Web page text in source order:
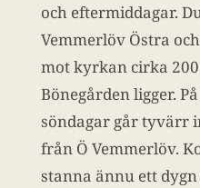
och eftermiddagar.
Vemmerlöv Östra
mot kyrkan cirka
Bönegården ligger.
söndagar går tyvärr
från Ö Vemmerlöv.
stanna ännu ett